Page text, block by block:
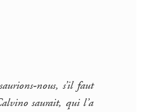
nous, s’il faut
saurait, qui l’a